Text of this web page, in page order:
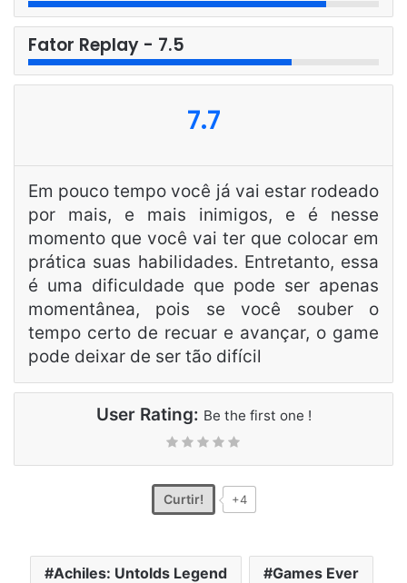
Fator Replay - 7.5
7.7
Em pouco tempo você já vai estar rodeado
por mais, e mais inimigos, e é nesse
momento que você vai ter que colocar em
prática suas habilidades. Entretanto, essa
é uma dificuldade que pode ser apenas
momentânea, pois se você souber o
tempo certo de recuar e avançar, o game
pode deixar de ser tão difícil
User Rating: Be the first one !
Curtir! +4
Achiles: Untolds Legend Games Ever